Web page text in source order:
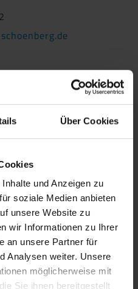
Über Cookies
und Anzeigen zu
soziale Medien anbieten
unsere Website zu
wir Informationen zu Ihrer
an unsere Partner für
Analysen weiter. Unsere
möglicherweise mit
Sie ihnen bereitgestellt